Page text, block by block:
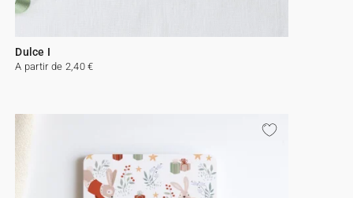
Dulce I
A partir de 2,40 €